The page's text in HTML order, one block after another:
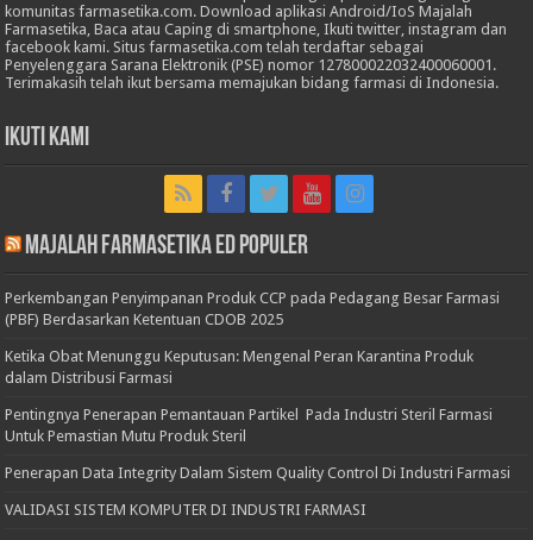
komunitas farmasetika.com. Download aplikasi Android/IoS Majalah
Farmasetika, Baca atau Caping di smartphone, Ikuti twitter, instagram dan
facebook kami. Situs farmasetika.com telah terdaftar sebagai
Penyelenggara Sarana Elektronik (PSE) nomor 127800022032400060001.
Terimakasih telah ikut bersama memajukan bidang farmasi di Indonesia.
Ikuti Kami
Majalah Farmasetika Ed Populer
Perkembangan Penyimpanan Produk CCP pada Pedagang Besar Farmasi
(PBF) Berdasarkan Ketentuan CDOB 2025
Ketika Obat Menunggu Keputusan: Mengenal Peran Karantina Produk
dalam Distribusi Farmasi
Pentingnya Penerapan Pemantauan Partikel Pada Industri Steril Farmasi
Untuk Pemastian Mutu Produk Steril
Penerapan Data Integrity Dalam Sistem Quality Control Di Industri Farmasi
VALIDASI SISTEM KOMPUTER DI INDUSTRI FARMASI